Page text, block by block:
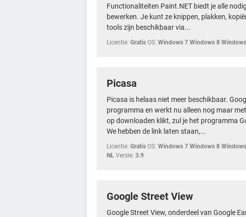
Functionaliteiten Paint.NET biedt je alle
bewerken. Je kunt ze knippen, plakken,
tools zijn beschikbaar via...
Licentie: Gratis OS: Windows 7 Windows 8
Picasa
Picasa is helaas niet meer beschikbaar.
programma en werkt nu alleen nog maar
op downloaden klikt, zul je het programma
We hebben de link laten staan,...
Licentie: Gratis OS: Windows 7 Windows 8
NL Versie: 3.9
Google Street View
Google Street View, onderdeel van Google